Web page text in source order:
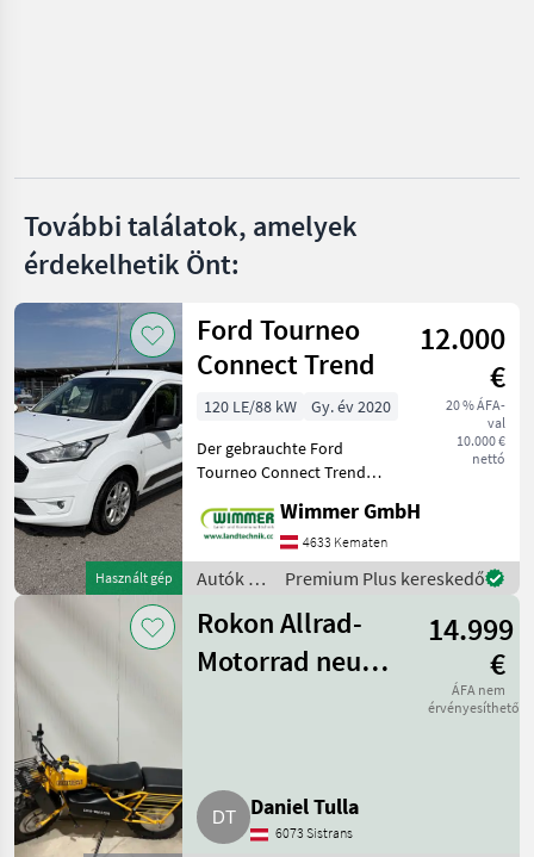
Nissan
Mind a 19
megjelenítése
MARKETPLACE
Marketplace
Kereskedői
ajánlatok
Apróhirdetések
További találatok, amelyek
érdekelhetik Önt:
Használt gép
Ford Tourneo
Connect Trend
12.000
€
20 % ÁFA-
val
10.000 €
nettó
120 LE/88 kW
Gy. év 2020
Der gebrauchte Ford
Tourneo Connect Trend
seine hohe
Alltagstauglichkeit, den
großzügigen Innenraum
und eine umfangreiche
Ausstattung. Das
Wimmer GmbH
4633 Kematen
Autók /
/ Ford
Premium Plus kereskedő
Rokon Allrad-
Motorrad neu
14.999
€
ÁFA nem
érvényesíthető
Daniel Tulla
6073 Sistrans